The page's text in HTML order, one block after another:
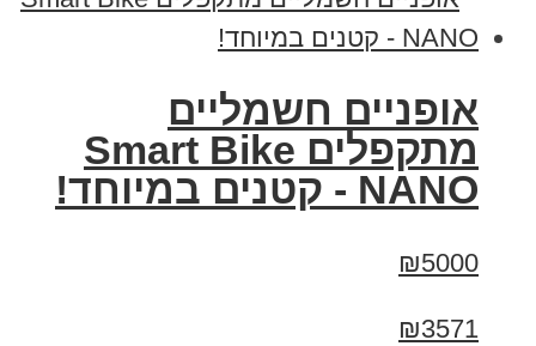
אופניים חשמליים
מתקפלים Smart Bike
NANO - קטנים במיוחד!
₪5000
₪3571